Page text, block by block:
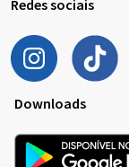
Redes sociais
Downloads